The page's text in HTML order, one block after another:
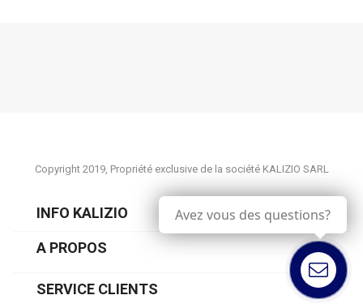
Copyright 2019, Propriété exclusive de la société KALIZIO SARL
INFO KALIZIO
A PROPOS 
SERVICE CLIENTS 
Contactez
Avez vous des questions?